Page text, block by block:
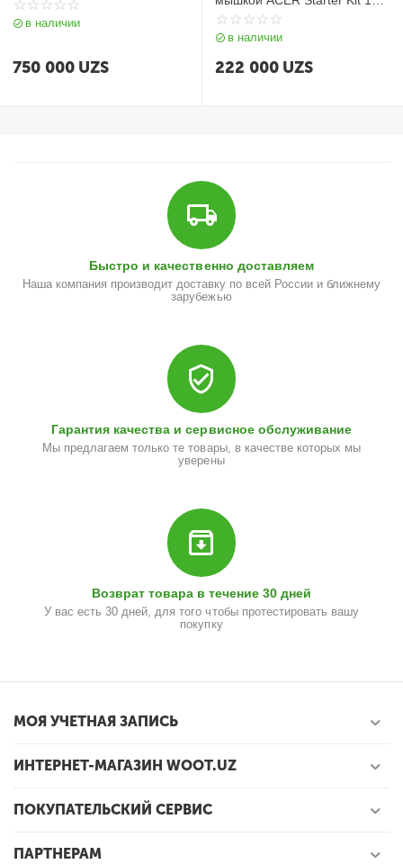
в наличии
750 000 UZS
" Carrying Bag + Wireless
Mouse
в наличии
222 000 UZS
Быстро и качественно доставляем
Наша компания производит доставку по всей России и ближнему
зарубежью
Гарантия качества и сервисное обслуживание
Мы предлагаем только те товары, в качестве которых мы
уверены
Возврат товара в течение 30 дней
У вас есть 30 дней, для того чтобы протестировать вашу
покупку
МОЯ УЧЕТНАЯ ЗАПИСЬ
ИНТЕРНЕТ-МАГАЗИН WOOT.UZ
ПОКУПАТЕЛЬСКИЙ СЕРВИС
ПАРТНЕРАМ